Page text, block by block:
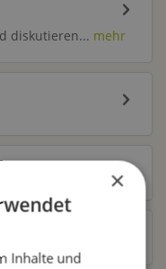
diskutieren... mehr
×
Inhalte und